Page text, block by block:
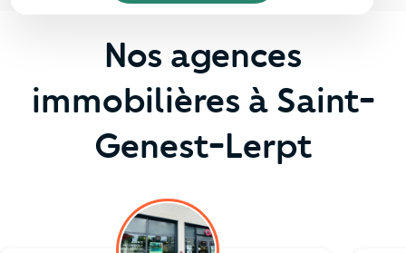
Nos agences
immobilières à Saint-
Genest-Lerpt